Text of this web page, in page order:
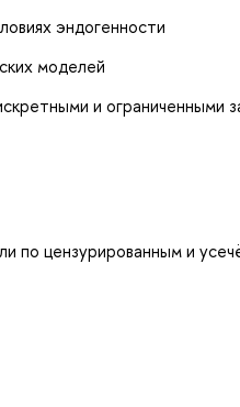
эндогенности
моделей
и ограниченными
по цензурированным и